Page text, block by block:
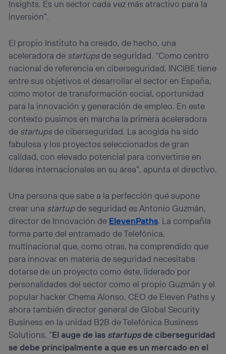
Insights. Es un sector cada vez más atractivo para la
inversión”.
El propio Instituto ha creado, de hecho, una
aceleradora de startupsde seguridad. “Como centro
nacional de referencia en ciberseguridad, INCIBE tiene
entre sus objetivos el desarrollar el sector en España,
como motor de transformación social, oportunidad
para la innovación y generación de empleo. En este
contexto pusimos en marcha la primera aceleradora
de startupsde ciberseguridad. La acogida ha sido
fabulosa y los proyectos seleccionados de gran
calidad, con elevado potencial para convertirse en
líderes internacionales en su área”, apunta el directivo.
Una persona que sabe a la perfección qué supone
crear una startupde seguridad es Antonio Guzmán,
director de Innovación de ElevenPaths. La compañía
forma parte del entramado de Telefónica,
multinacional que, como otras, ha comprendido que
para innovar en materia de seguridad necesitaba
dotarse de un proyecto como éste, liderado por
personalidades del sector como el propio Guzmán y el
popular hacker Chema Alonso, CEO de Eleven Paths y
ahora también director general de Global Security
Business en la unidad B2B de Telefónica Business
Solutions. “El auge de las startupsde ciberseguridad
se debe principalmente a que es un mercado en el